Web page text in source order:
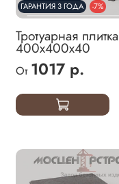
ГАРАНТИЯ 3 ГОДА -7%
Тротуарная плитка
400х400х40
От 1017 р.